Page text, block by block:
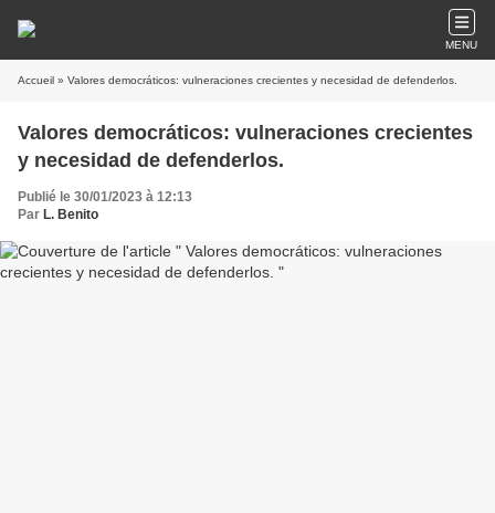
MENU
Accueil » Valores democráticos: vulneraciones crecientes y necesidad de defenderlos.
Valores democráticos: vulneraciones crecientes
y necesidad de defenderlos.
Publié le 30/01/2023 à 12:13
Par L. Benito